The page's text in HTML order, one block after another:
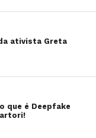
ativista Greta
que é Deepfake